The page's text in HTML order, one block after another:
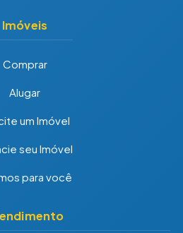
Imóveis
Comprar
Alugar
um Imóvel
seu Imóvel
para você